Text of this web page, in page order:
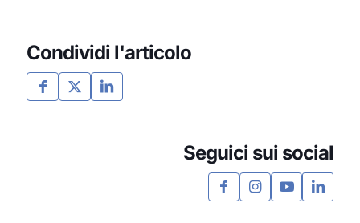
Condividi l'articolo
Seguici sui social